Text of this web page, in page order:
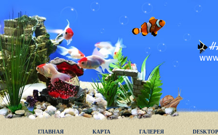
ГЛАВНАЯ КАРТА ГАЛЕРЕЯ
DESKTOP